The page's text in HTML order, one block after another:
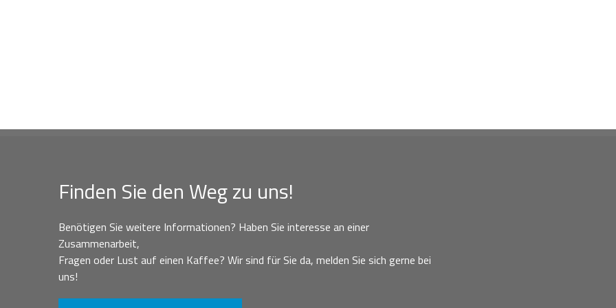
Finden Sie den Weg zu uns!
Benötigen Sie weitere Informationen? Haben Sie interesse an einer
Zusammenarbeit,
Fragen oder Lust auf einen Kaffee? Wir sind für Sie da, melden Sie sich gerne bei
uns!